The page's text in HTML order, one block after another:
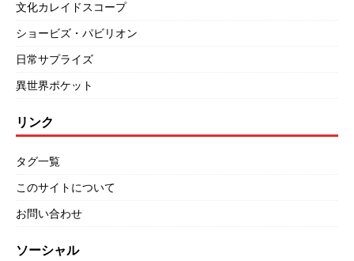
文化カレイドスコープ
ショービズ・パビリオン
日常サプライズ
異世界ポケット
リンク
タグ一覧
このサイトについて
お問い合わせ
ソーシャル